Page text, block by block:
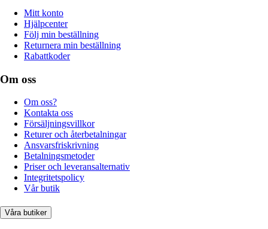
Mitt konto
Hjälpcenter
Följ min beställning
Returnera min beställning
Rabattkoder
Om oss
Om oss?
Kontakta oss
Försäljningsvillkor
Returer och återbetalningar
Ansvarsfriskrivning
Betalningsmetoder
Priser och leveransalternativ
Integritetspolicy
Vår butik
Våra butiker